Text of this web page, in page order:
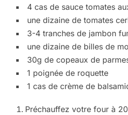
4 cas de sauce tomates
une dizaine de tomates
3-4 tranches de jambon
une dizaine de billes de
30g de copeaux de
1 poignée de roquette
1 cas de crème de
Préchauffez votre four à